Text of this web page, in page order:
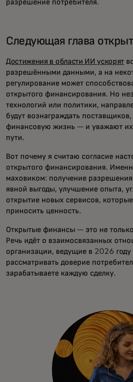
разрешение потребителя.
Следующая глава
Достижения в области ИИ ускорят
разрешёнными данными, а на
регулирование может
открытого финансирования. Но
технологий или политики,
будут вознаграждать
финансовую жизнь — и уважают
пути.
Вот почему я считаю согласие
открытого финансирования.
маховиком: получение
явной выгоды, улучшение опыта,
открытие новых сервисов,
приносить ценность.
Открытые финансы — это не
Речь идёт о взаимосвязанных
организации, ведущие в 2026 году
рассматривать доверие
зарабатываете каждую сделку.